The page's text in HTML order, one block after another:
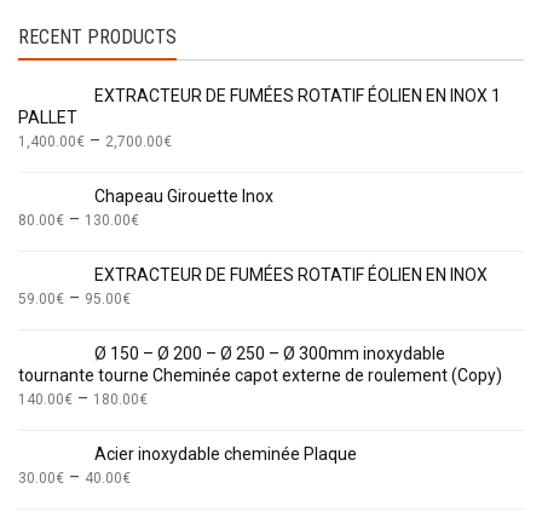
RECENT PRODUCTS
EXTRACTEUR DE FUMÉES ROTATIF ÉOLIEN EN INOX 1
PALLET
1,400.00€ – 2,700.00€
Chapeau Girouette Inox
80.00€ – 130.00€
EXTRACTEUR DE FUMÉES ROTATIF ÉOLIEN EN INOX
59.00€ – 95.00€
Ø 150 – Ø 200 – Ø 250 – Ø 300mm inoxydable
tournante tourne Cheminée capot externe de roulement (Copy)
140.00€ – 180.00€
Acier inoxydable cheminée Plaque
30.00€ – 40.00€